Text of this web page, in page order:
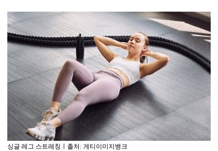
싱글 레그 스트레칭ㅣ출처: 게티이미지뱅크